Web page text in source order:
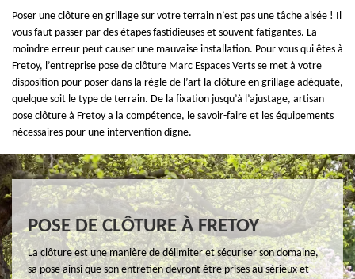
Poser une clôture en grillage sur votre terrain n’est pas une tâche aisée ! Il
vous faut passer par des étapes fastidieuses et souvent fatigantes. La
moindre erreur peut causer une mauvaise installation. Pour vous qui êtes à
Fretoy, l’entreprise pose de clôture Marc Espaces Verts se met à votre
disposition pour poser dans la règle de l’art la clôture en grillage adéquate,
quelque soit le type de terrain. De la fixation jusqu’à l’ajustage, artisan
pose clôture à Fretoy a la compétence, le savoir-faire et les équipements
nécessaires pour une intervention digne.
POSE DE CLÔTURE À FRETOY
La clôture est une manière de délimiter et sécuriser son domaine,
sa pose ainsi que son entretien devront être prises au sérieux et